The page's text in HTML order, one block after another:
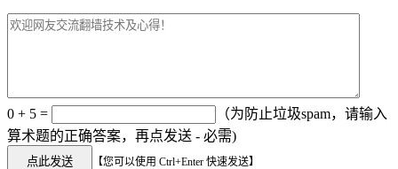
0 + 5 =
（为防止垃圾spam，请输入
算术题的正确答案，再点发送 - 必需)
【您可以使用 Ctrl+Enter 快速发送】